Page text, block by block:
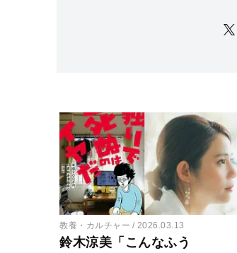
教養・カルチャー 2026.03.13
鈴木涼美「こんなふう